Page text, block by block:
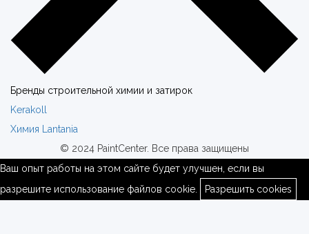
Бренды строительной химии и затирок
Kerakoll
Химия Lantania
© 2024 PaintCenter. Все права защищены
Ваш опыт работы на этом сайте будет улучшен, если вы
разрешите использование файлов cookie.
Разрешить cookies